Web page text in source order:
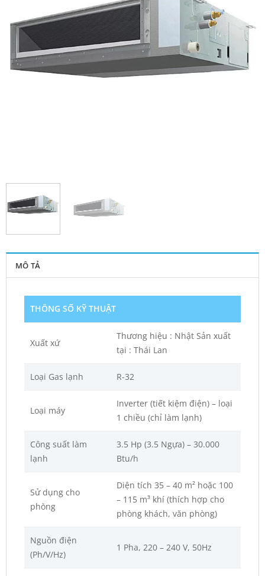
MÔ TẢ
THÔNG SỐ KỸ THUẬT
Xuất xứ
Thương hiệu : Nhật Sản xuất
tại : Thái Lan
Loại Gas lạnh R-32
Loại máy
Inverter (tiết kiệm điện) – loại
1 chiều (chỉ làm lạnh)
Công suất làm
lạnh
3.5 Hp (3.5 Ngựa) – 30.000
Btu/h
Sử dụng cho
phòng
Diện tích 35 – 40 m² hoặc 100
– 115 m³ khí (thích hợp cho
phòng khách, văn phòng)
Nguồn điện
(Ph/V/Hz)
1 Pha, 220 – 240 V, 50Hz